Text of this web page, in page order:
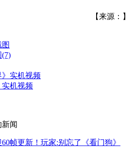
【来源：】
(7)
实机视频
新闻
帧更新！玩家:别忘了《看门狗》